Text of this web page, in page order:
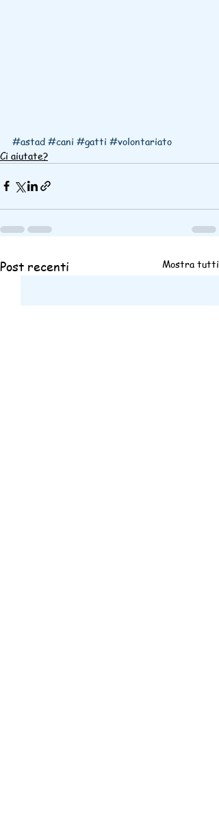
#astad #cani #gatti #volontariato
Ci aiutate?
Post recenti Mostra tutti